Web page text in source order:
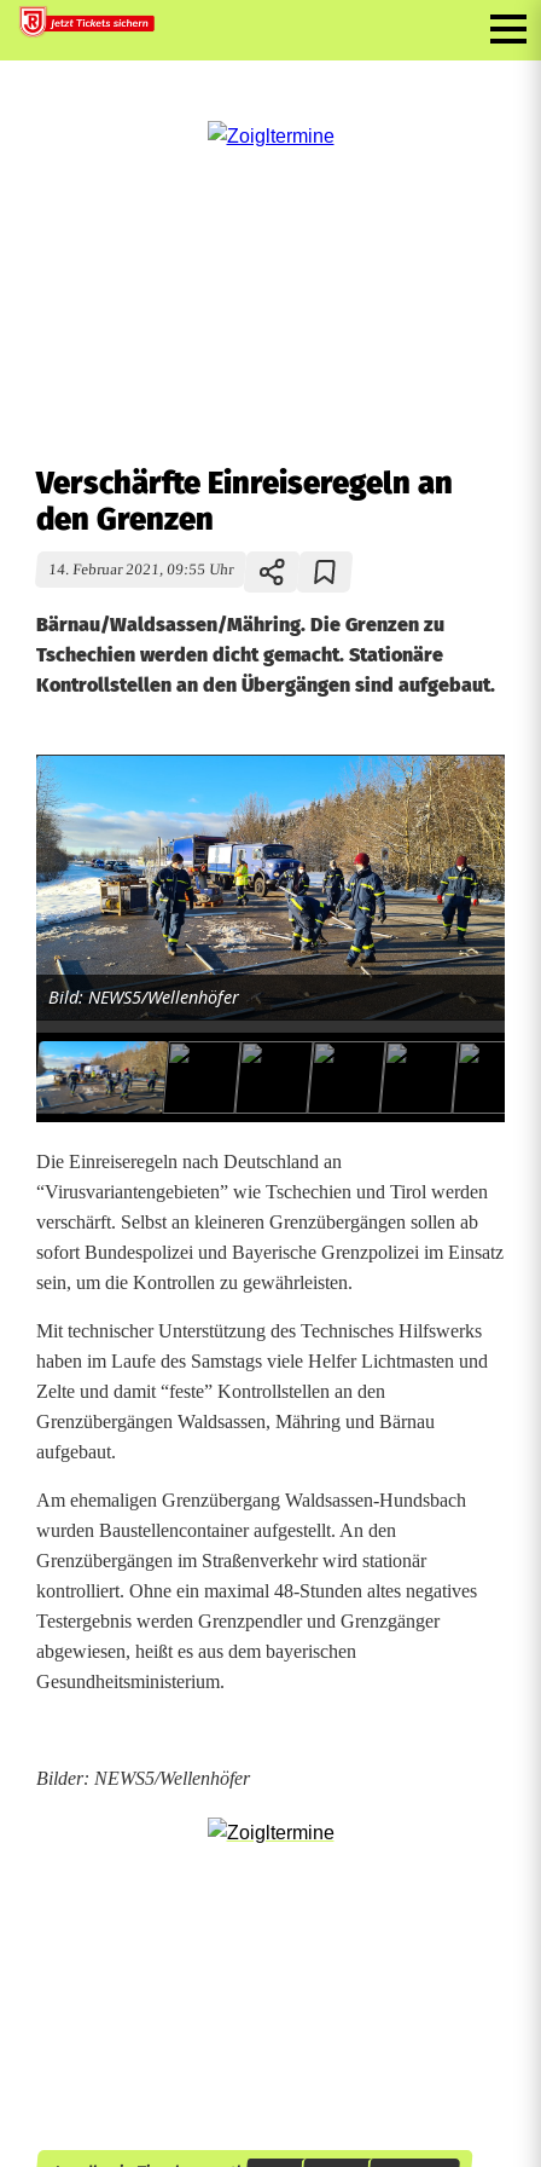
Verschärfte Einreiseregeln an
den Grenzen
14. Februar 2021, 09:55 Uhr
Bärnau/Waldsassen/Mähring. Die Grenzen zu
Tschechien werden dicht gemacht. Stationäre
Kontrollstellen an den Übergängen sind aufgebaut.
V
e
r
s
c
h
ä
r
t
e
E
i
n
r
e
i
s
e
r
e
e
G
Bild: NEWS5/Wellenhöfer
Die Einreiseregeln nach Deutschland an
“Virusvariantengebieten” wie Tschechien und Tirol werden
verschärft. Selbst an kleineren Grenzübergängen sollen ab
sofort Bundespolizei und Bayerische Grenzpolizei im Einsatz
sein, um die Kontrollen zu gewährleisten.
Mit technischer Unterstützung des Technisches Hilfswerks
haben im Laufe des Samstags viele Helfer Lichtmasten und
Zelte und damit “feste” Kontrollstellen an den
Grenzübergängen Waldsassen, Mähring und Bärnau
aufgebaut.
Am ehemaligen Grenzübergang Waldsassen-Hundsbach
wurden Baustellencontainer aufgestellt. An den
Grenzübergängen im Straßenverkehr wird stationär
kontrolliert. Ohne ein maximal 48-Stunden altes negatives
Testergebnis werden Grenzpendler und Grenzgänger
abgewiesen, heißt es aus dem bayerischen
Gesundheitsministerium.
Bilder: NEWS5/Wellenhöfer